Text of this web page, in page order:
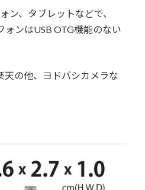
ン、タブレットなどで、
ンはUSB OTG機能のない
天の他、ヨドバシカメラな